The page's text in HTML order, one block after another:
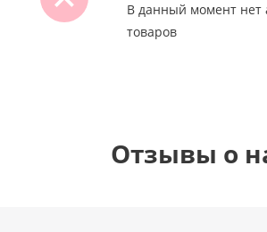
В данный момент нет
товаров
Отзывы о